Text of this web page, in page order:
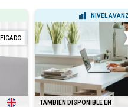
NIVEL
TAMBIÉN DISPONIBLE EN